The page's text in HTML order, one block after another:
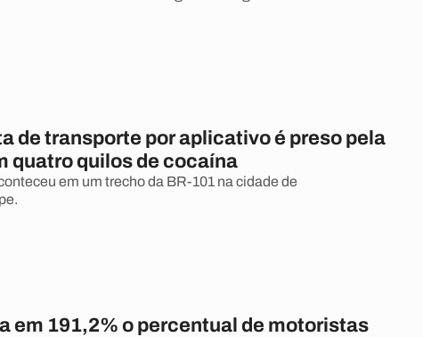
de transporte por aplicativo é preso pela
quatro quilos de cocaína
em um trecho da BR-101 na cidade de
em 191,2% o percentual de motoristas